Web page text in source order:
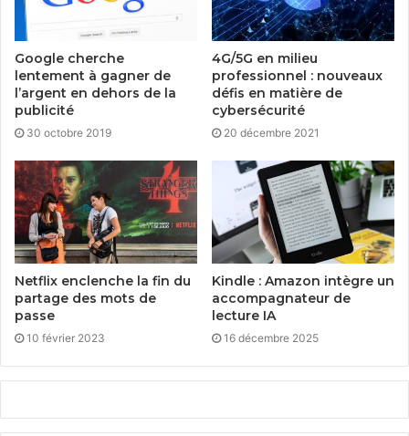
Google cherche
lentement à gagner de
l’argent en dehors de la
publicité
30 octobre 2019
4G/5G en milieu
professionnel : nouveaux
défis en matière de
cybersécurité
20 décembre 2021
Netflix enclenche la fin du
partage des mots de
passe
10 février 2023
Kindle : Amazon intègre un
accompagnateur de
lecture IA
16 décembre 2025